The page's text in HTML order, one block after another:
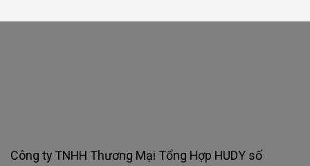
Công ty TNHH Thương Mại Tổng Hợp HUDY số